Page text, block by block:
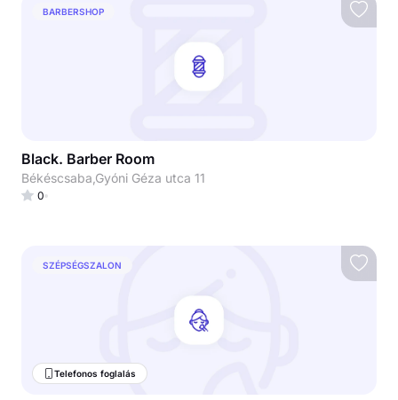
BARBERSHOP
Black. Barber Room
Békéscsaba,Gyóni Géza utca 11
0
SZÉPSÉGSZALON
Telefonos foglalás